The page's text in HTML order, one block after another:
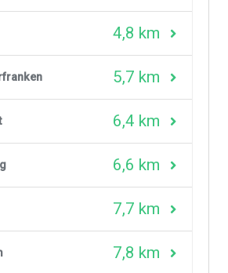
4,8 km
5,7 km
6,4 km
6,6 km
7,7 km
7,8 km